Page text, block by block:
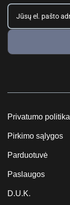
Privatumo politika
Pirkimo sąlygos
Parduotuvė
Paslaugos
D.U.K.